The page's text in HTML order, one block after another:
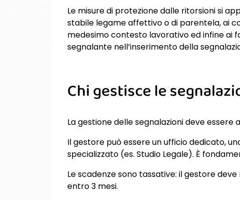
Le misure di protezione dalle ritorsioni si
stabile legame affettivo o di parentela, ai
medesimo contesto lavorativo ed infine ai
segnalante nell’inserimento della
Chi gestisce le
La gestione delle segnalazioni deve
Il gestore può essere un ufficio dedicato,
specializzato (es. Studio Legale). È
Le scadenze sono tassative: il gestore
entro 3 mesi.